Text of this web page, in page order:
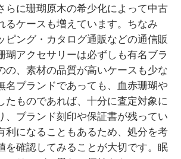
らに珊瑚原木の希少化によって中古
るケースも増えています。ちなみ
ピング・カタログ通販などの通信販
瑚アクセサリーは必ずしも有名ブラ
の、素材の品質が高いケースも少な
名ブランドであっても、血赤珊瑚や
たものであれば、十分に査定対象に
、ブランド刻印や保証書が残ってい
利になることもあるため、処分を考
を確認してみることが大切です。眠